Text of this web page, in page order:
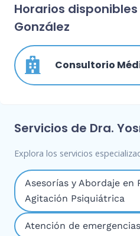
Horarios
González
Consultorio
Servicios de Dra.
Explora los servicios
Asesorías y Abordaje en
Agitación Psiquiátrica
Atención de